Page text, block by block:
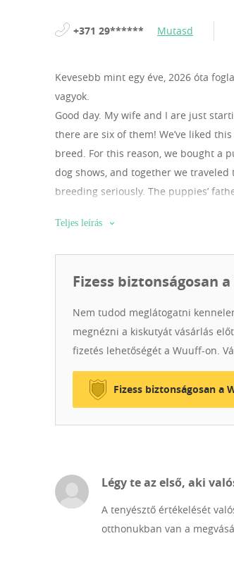
+371 29****** Mutasd
Kevesebb mint egy éve, 2026 óta
vagyok.
Good day. My wife and I are just
there are six of them! We’ve liked
breed. For this reason, we bought a
dog shows, and together we
breeding seriously. The puppies’
deemed suitable for shows, with
Teljes leírás
Fizess biztonságosan
Nem tudod meglátogatni
megnézni a kiskutyát vásárlás
fizetés lehetőségét a Wuuff-on.
Fizess biztonságosan a
Légy te az első, aki
A tenyésztő értékelését
otthonukban van a